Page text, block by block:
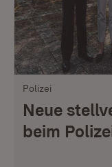
Polizei
Neue
beim